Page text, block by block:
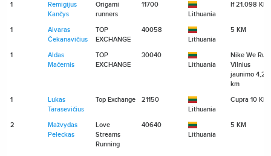
1
Remigijus
Kančys
Origami
runners
11700
Lithuania
If 21.098 KM
1
Aivaras
Čekanavičius
TOP
EXCHANGE
40058
Lithuania
5 KM
1
Aldas
Mačernis
TOP
EXCHANGE
30040
Lithuania
Nike We Run
Vilnius
jaunimo 4,2
km
1
Lukas
Tarasevičius
Top Exchange
21150
Lithuania
Cupra 10 KM
2
Mažvydas
Peleckas
Love
Streams
Running
40640
Lithuania
5 KM